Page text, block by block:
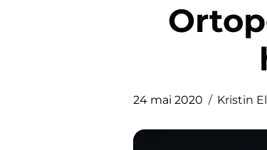
Ortopediske hjelpemidler i
24 mai 2020 Kristin